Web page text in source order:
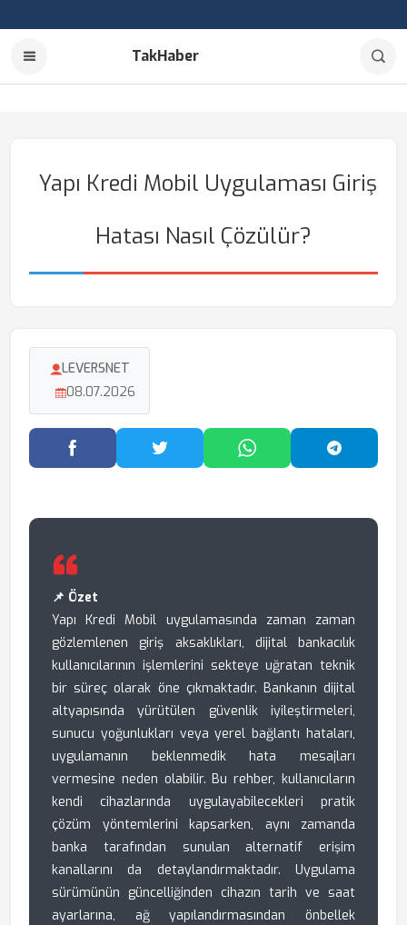
TakHaber
Yapı Kredi Mobil Uygulaması Giriş
Hatası Nasıl Çözülür?
LEVERSNET
08.07.2026
Facebook'ta PaylaşTwitter'da PaylaşWhatsApp'ta Paylaş
📌 Özet
Yapı Kredi Mobil uygulamasında zaman zaman
gözlemlenen giriş aksaklıkları, dijital bankacılık
kullanıcılarının işlemlerini sekteye uğratan teknik
bir süreç olarak öne çıkmaktadır. Bankanın dijital
altyapısında yürütülen güvenlik iyileştirmeleri,
sunucu yoğunlukları veya yerel bağlantı hataları,
uygulamanın beklenmedik hata mesajları
vermesine neden olabilir. Bu rehber, kullanıcıların
kendi cihazlarında uygulayabilecekleri pratik
çözüm yöntemlerini kapsarken, aynı zamanda
banka tarafından sunulan alternatif erişim
kanallarını da detaylandırmaktadır. Uygulama
sürümünün güncelliğinden cihazın tarih ve saat
ayarlarına, ağ yapılandırmasından önbellek